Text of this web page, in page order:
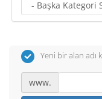
Yeni bir alan adı
www.